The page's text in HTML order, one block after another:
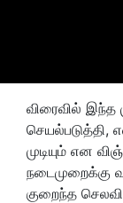
விரைவில்
செயல்படுத்தி,
முடியும் என
நடைமுறைக்கு
குறைந்த